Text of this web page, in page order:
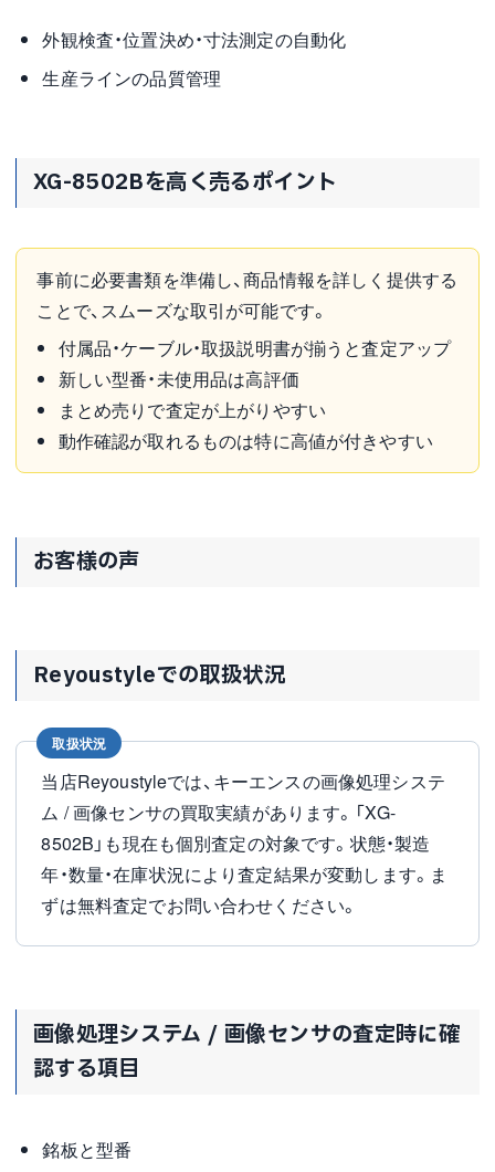
外観検査・位置決め・寸法測定の自動化
生産ラインの品質管理
XG-8502Bを高く売るポイント
事前に必要書類を準備し、商品情報を詳しく提供する
ことで、スムーズな取引が可能です。
付属品・ケーブル・取扱説明書が揃うと査定アップ
新しい型番・未使用品は高評価
まとめ売りで査定が上がりやすい
動作確認が取れるものは特に高値が付きやすい
お客様の声
Reyoustyleでの取扱状況
取扱状況
当店Reyoustyleでは、キーエンスの画像処理システ
ム / 画像センサの買取実績があります。「XG-
8502B」も現在も個別査定の対象です。状態・製造
年・数量・在庫状況により査定結果が変動します。ま
ずは無料査定でお問い合わせください。
画像処理システム / 画像センサの査定時に確
認する項目
銘板と型番